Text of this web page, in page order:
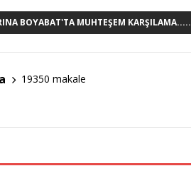
BOYABAT'TA MUHTEŞEM KARŞILAMA.....
19350 makale